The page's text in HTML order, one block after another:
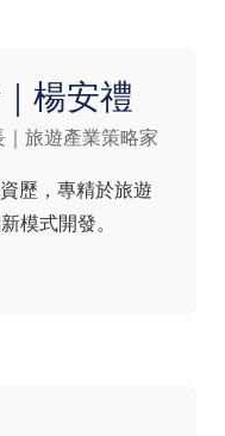
楊安禮
旅遊產業策略家
歷，專精於旅遊
模式開發。
#品牌開發 #數據